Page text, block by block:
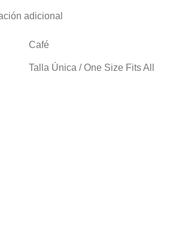
adicional
Café
Talla Única / One Size Fits All